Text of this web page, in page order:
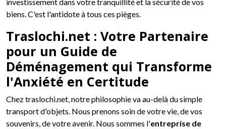
investissement dans votre tranquillité et la sécurité de vos
biens. C'est l'antidote à tous ces pièges.
Traslochi.net : Votre Partenaire
pour un Guide de
Déménagement qui Transforme
l'Anxiété en Certitude
Chez traslochi.net, notre philosophie va au-delà du simple
transport d'objets. Nous prenons soin de votre vie, de vos
souvenirs, de votre avenir. Nous sommes l'entreprise de